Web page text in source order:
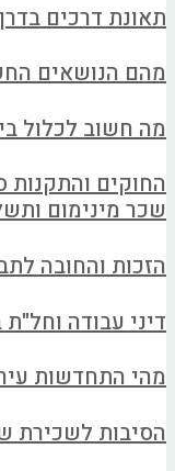
תאונת דרכים
מהם הנושאים
מה חשוב לכלול
החוקים והתקנות
שכר מינימום
הזכות והחובה
דיני עבודה
מהי התחדשות
הסיבות לשכירת